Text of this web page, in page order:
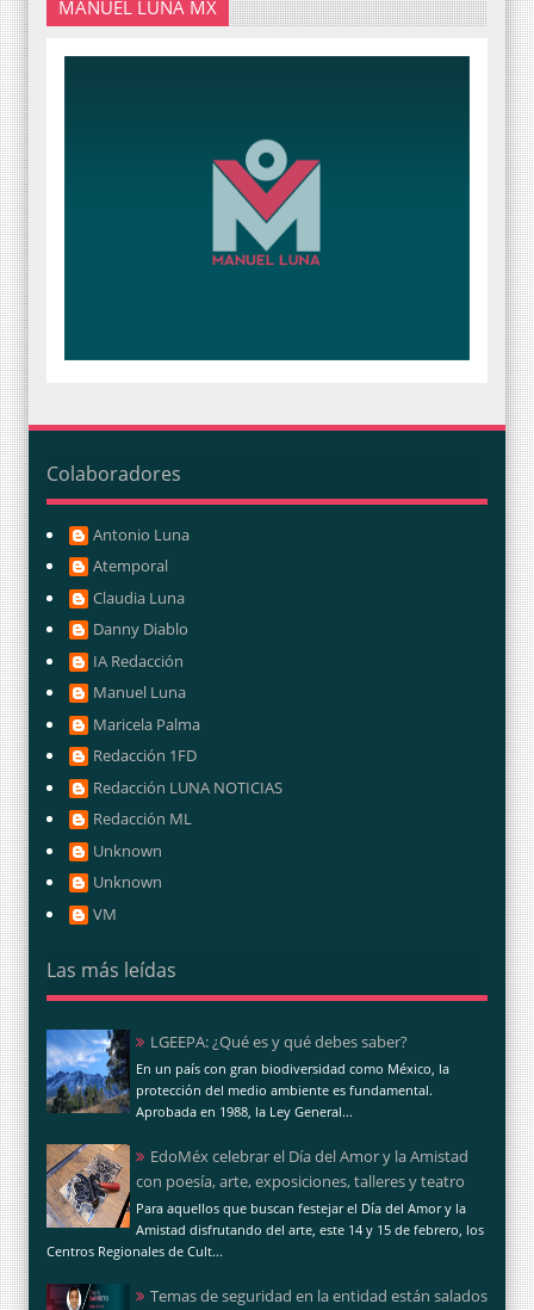
MANUEL LUNA MX
Colaboradores
Antonio Luna
Atemporal
Claudia Luna
Danny Diablo
IA Redacción
Manuel Luna
Maricela Palma
Redacción 1FD
Redacción LUNA NOTICIAS
Redacción ML
Unknown
Unknown
VM
Las más leídas
LGEEPA: ¿Qué es y qué debes saber?
En un país con gran biodiversidad como México, la
protección del medio ambiente es fundamental.
Aprobada en 1988, la Ley General...
EdoMéx celebrar el Día del Amor y la Amistad
con poesía, arte, exposiciones, talleres y teatro
Para aquellos que buscan festejar el Día del Amor y la
Amistad disfrutando del arte, este 14 y 15 de febrero, los
Centros Regionales de Cult...
Temas de seguridad en la entidad están salados